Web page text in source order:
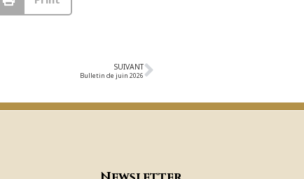
SUIVANT
Bulletin de juin 2026